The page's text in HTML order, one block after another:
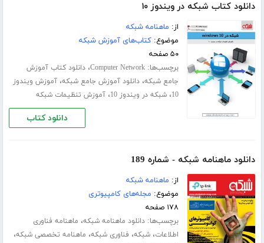
دانلود کتاب شبکه در ویندوز ۱۰
از: ماهنامه شبکه
موضوع:کتاب‌های آموزش شبکه
۵۰ صفحه
برچسب‌ها:Computer Network،دانلود کتاب آموزش
جامع شبکه،دانلود آموزش جامع شبکه،آموزش ویندوز
10،شبکه در ویندوز 10 ،آموزش تنظیمات شبکه
دانلود کتاب
دانلود ماهنامه شبکه - شماره 189
از: ماهنامه شبکه
موضوع: مجله‌های کامپیوتری
۱۷۸ صفحه
برچسب‌ها:دانلود ماهنامه شبکه، ماهنامه فناوری
اطلاعات،شبکه، فناوری شبکه، ماهنامه تخصصی شبکه،